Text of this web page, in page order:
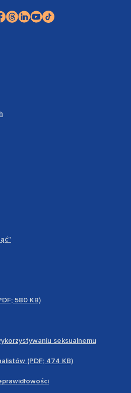
580 KB)
seksualnemu
(PDF; 474 KB)